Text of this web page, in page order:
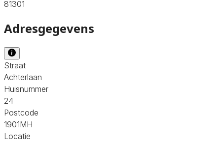
81301
Adresgegevens
Straat
Achterlaan
Huisnummer
24
Postcode
1901MH
Locatie